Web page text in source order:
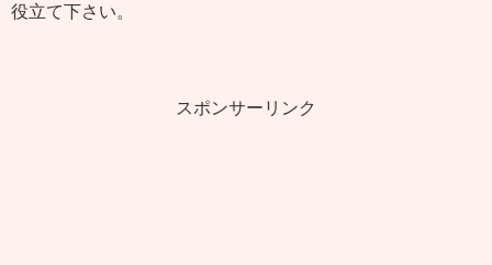
役立て下さい。
スポンサーリンク